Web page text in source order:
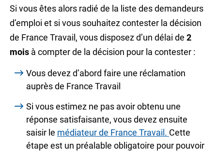
Si vous êtes alors radié de la liste des demandeurs
d’emploi et si vous souhaitez contester la décision
de France Travail, vous disposez d’un délai de 2
mois à compter de la décision pour la contester :
Vous devez d’abord faire une réclamation
auprès de France Travail
Si vous estimez ne pas avoir obtenu une
réponse satisfaisante, vous devez ensuite
saisir le médiateur de France Travail. Cette
étape est un préalable obligatoire pour pouvoir